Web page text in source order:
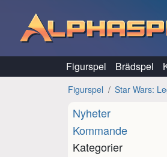
Figurspel Brädspel
Figurspel Star Wars:
Nyheter
Kommande
Kategorier